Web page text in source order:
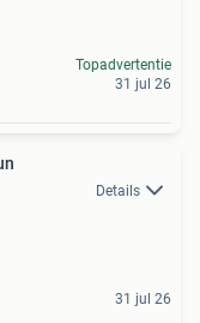
Topadvertentie
31 jul 26
Details
31 jul 26